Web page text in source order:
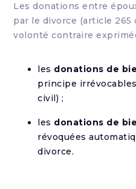
Les donations entre
par le divorce (article 265
volonté contraire
les donations de
principe
civil) ;
les donations de
révoquées
divorce.